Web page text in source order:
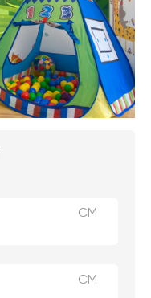
СМ
СМ